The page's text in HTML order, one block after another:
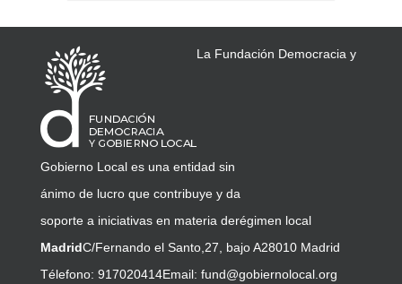
La Fundación Democracia y
Gobierno Local es una entidad sin
ánimo de lucro que contribuye y da
soporte a iniciativas en materia derégimen local
MadridC/Fernando el Santo,27, bajo A28010 Madrid
Télefono: 917020414Email: fund@gobiernolocal.org